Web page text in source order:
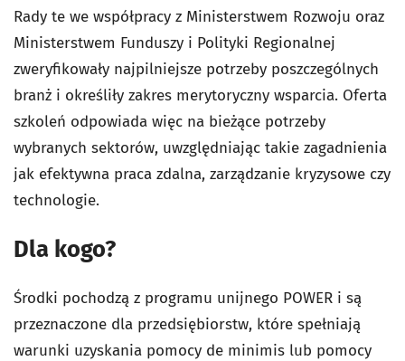
Rady te we współpracy z Ministerstwem Rozwoju oraz
Ministerstwem Funduszy i Polityki Regionalnej
zweryfikowały najpilniejsze potrzeby poszczególnych
branż i określiły zakres merytoryczny wsparcia. Oferta
szkoleń odpowiada więc na bieżące potrzeby
wybranych sektorów, uwzględniając takie zagadnienia
jak efektywna praca zdalna, zarządzanie kryzysowe czy
technologie.
Dla kogo?
Środki pochodzą z programu unijnego POWER i są
przeznaczone dla przedsiębiorstw, które spełniają
warunki uzyskania pomocy de minimis lub pomocy